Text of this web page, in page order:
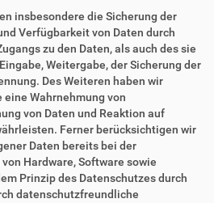
insbesondere die Sicherung der
Verfügbarkeit von Daten durch
zu den Daten, als auch des sie
Weitergabe, der Sicherung der
Des Weiteren haben wir
Wahrnehmung von
von Daten und Reaktion auf
Ferner berücksichtigen wir
Daten bereits bei der
Hardware, Software sowie
Prinzip des Datenschutzes durch
datenschutzfreundliche